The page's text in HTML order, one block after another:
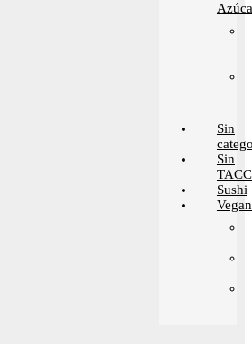
Sin
Sin
TACC
Sushi